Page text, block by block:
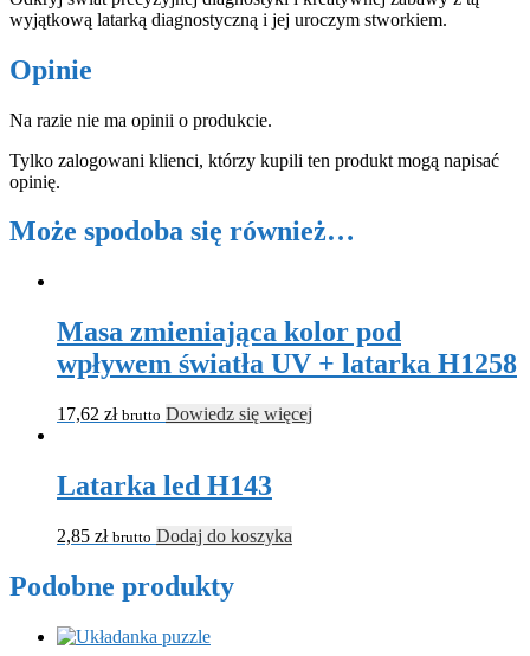
wyjątkową latarką diagnostyczną i jej uroczym stworkiem.
Opinie
Na razie nie ma opinii o produkcie.
Tylko zalogowani klienci, którzy kupili ten produkt mogą napisać
opinię.
Może spodoba się również…
Masa zmieniająca kolor pod
wpływem światła UV + latarka H1258
17,62 zł brutto Dowiedz się więcej
Latarka led H143
2,85 zł brutto Dodaj do koszyka
Podobne produkty